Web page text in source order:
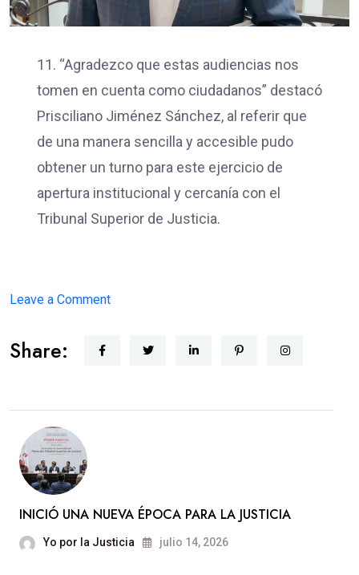
11. “Agradezco que estas audiencias nos
tomen en cuenta como ciudadanos” destacó
Prisciliano Jiménez Sánchez, al referir que
de una manera sencilla y accesible pudo
obtener un turno para este ejercicio de
apertura institucional y cercanía con el
Tribunal Superior de Justicia.
Leave a Commenton
CERCANA
Share:
INICIÓ UNA NUEVA ÉPOCA PARA LA JUSTICIA
Yo por la Justicia julio 14, 2026